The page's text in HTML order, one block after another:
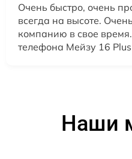
Очень быстро, очень
всегда на высоте.
компанию в свое
телефона Мейзу 16
Наши